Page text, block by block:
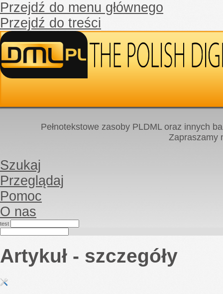
Przejdź do menu głównego
Przejdź do treści
Pełnotekstowe zasoby PLDML oraz innych
Zapraszamy
Szukaj
Przeglądaj
Pomoc
O nas
test
Artykuł - szczegóły